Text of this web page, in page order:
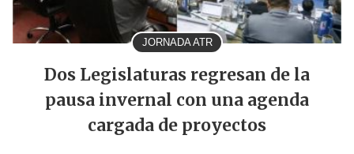
JORNADA ATR
Dos Legislaturas regresan de la
pausa invernal con una agenda
cargada de proyectos